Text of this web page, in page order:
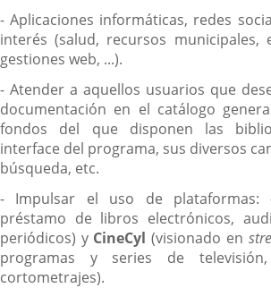
- Aplicaciones informáticas, redes
interés (salud, recursos municipales,
gestiones web, ...).
- Atender a aquellos usuarios que
documentación en el catálogo
fondos del que disponen las
interface del programa, sus diversos
búsqueda, etc.
- Impulsar el uso de plataformas:
préstamo de libros electrónicos,
periódicos) y CineCyl (visionado en
programas y series de
cortometrajes).